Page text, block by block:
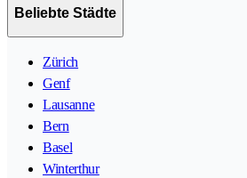
Beliebte Städte
Zürich
Genf
Lausanne
Bern
Basel
Winterthur